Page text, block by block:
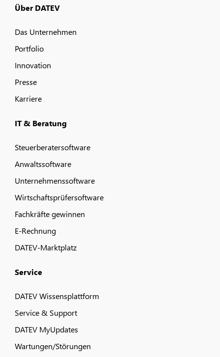
Über DATEV
Das Unternehmen
Portfolio
Innovation
Presse
Karriere
IT & Beratung
Steuerberatersoftware
Anwaltssoftware
Unternehmenssoftware
Wirtschaftsprüfersoftware
Fachkräfte gewinnen
E-Rechnung
DATEV-Marktplatz
Service
DATEV Wissensplattform
Service & Support
DATEV MyUpdates
Wartungen/Störungen